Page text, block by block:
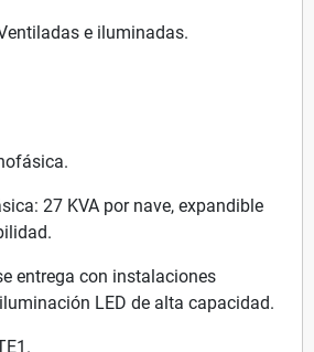
e iluminadas.
27 KVA por nave, expandible
entrega con instalaciones
LED de alta capacidad.